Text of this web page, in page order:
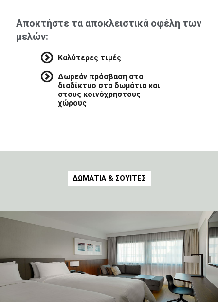
Αποκτήστε τα αποκλειστικά οφέλη των
μελών:
Καλύτερες τιμές
Δωρεάν πρόσβαση στο
διαδίκτυο στα δωμάτια και
στους κοινόχρηστους
χώρους
ΔΩΜΑΤΙΑ & ΣΟΥΙΤΕΣ